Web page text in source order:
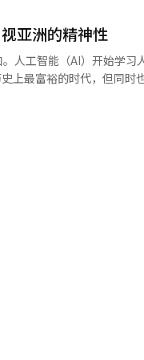
特殊的地缘位置优势，同
提供 Gettyimagesbank】
气信息工程系教授（前科学技术信息
要意义，因为它警示我们
与单次对话的比较并不
的优化。崔教授表
全球技术创新领域的顶尖专家进行特
特任教授李世石将以《
AI半导体和计算市场的领军企业NVIDIA韩
未来》为主题，阐述在物
新战略。 此次论坛将成为韩国在全球AI
亚洲的精神性
人工智能（AI）开始学
上最富裕的时代，但同时
愈发干涸，这种危机感在